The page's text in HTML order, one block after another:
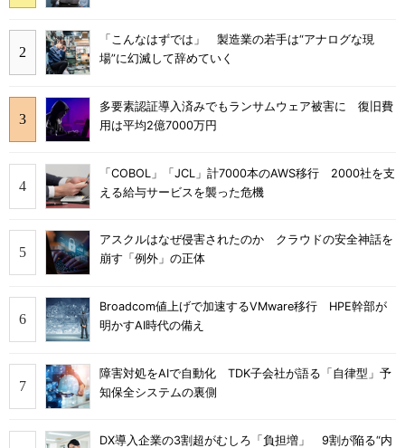
「こんなはずでは」 製造業の若手は“アナログな現
場”に幻滅して辞めていく
多要素認証導入済みでもランサムウェア被害に 復旧費
用は平均2億7000万円
「COBOL」「JCL」計7000本のAWS移行 2000社を支
える給与サービスを襲った危機
アスクルはなぜ侵害されたのか クラウドの安全神話を
崩す「例外」の正体
Broadcom値上げで加速するVMware移行 HPE幹部が
明かすAI時代の備え
障害対処をAIで自動化 TDK子会社が語る「自律型」予
知保全システムの裏側
DX導入企業の3割超がむしろ「負担増」 9割が陥る“内